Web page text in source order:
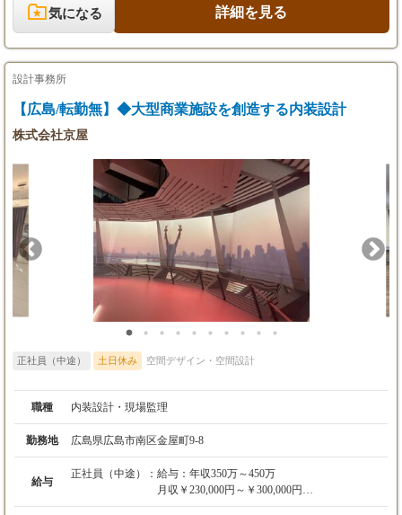
※試用期間3ヶ月あり
プロジェクトが完成した際の達成感は格別です。 大きな工事案件
では1件にじっくりと向き合い、看板関連の案件では月に2～3件
さと面白さの両方を味わいながら、設計業務に集中できる環境で
あなたの専門性を存分に発揮してください。
気になる 詳細を見る
設計事務所
【広島/転勤無】◆大型商業施設を創造する内装設計
株式会社京屋
正社員（中途） 土日休み 空間デザイン・空間設計
職種 内装設計・現場監理
勤務地 広島県広島市南区金屋町9-8
給与
正社員（中途）： 給与：年収350万～450万
月収￥230,000円～￥300,000円
固定残業代：41,000円～55,000円/（20~30時間